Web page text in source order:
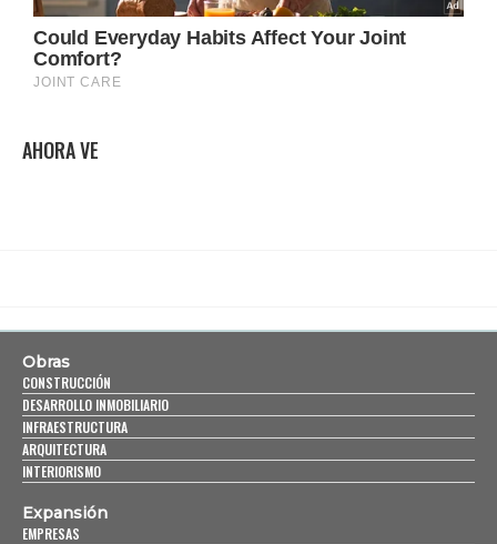
AHORA VE
Obras
CONSTRUCCIÓN
DESARROLLO INMOBILIARIO
INFRAESTRUCTURA
ARQUITECTURA
INTERIORISMO
Expansión
EMPRESAS